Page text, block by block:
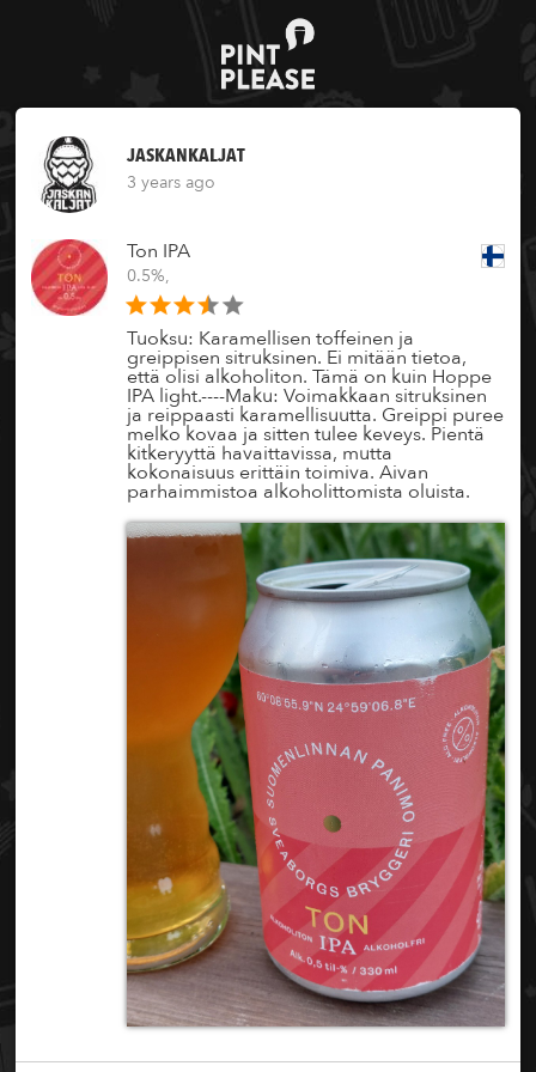
JASKANKALJAT
3 years ago
Ton IPA
0.5%,
Tuoksu: Karamellisen toffeinen ja
greippisen sitruksinen. Ei mitään tietoa,
että olisi alkoholiton. Tämä on kuin Hoppe
IPA light.----Maku: Voimakkaan sitruksinen
ja reippaasti karamellisuutta. Greippi puree
melko kovaa ja sitten tulee keveys. Pientä
kitkeryyttä havaittavissa, mutta
kokonaisuus erittäin toimiva. Aivan
parhaimmistoa alkoholittomista oluista.